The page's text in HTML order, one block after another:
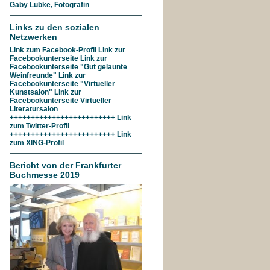
Gaby Lübke, Fotografin
Links zu den sozialen
Netzwerken
Link zum Facebook-Profil Link zur
Facebookunterseite Link zur
Facebookunterseite "Gut gelaunte
Weinfreunde" Link zur
Facebookunterseite "Virtueller
Kunstsalon" Link zur
Facebookunterseite Virtueller
Literatursalon
+++++++++++++++++++++++++ Link
zum Twitter-Profil
+++++++++++++++++++++++++ Link
zum XING-Profil
Bericht von der Frankfurter
Buchmesse 2019